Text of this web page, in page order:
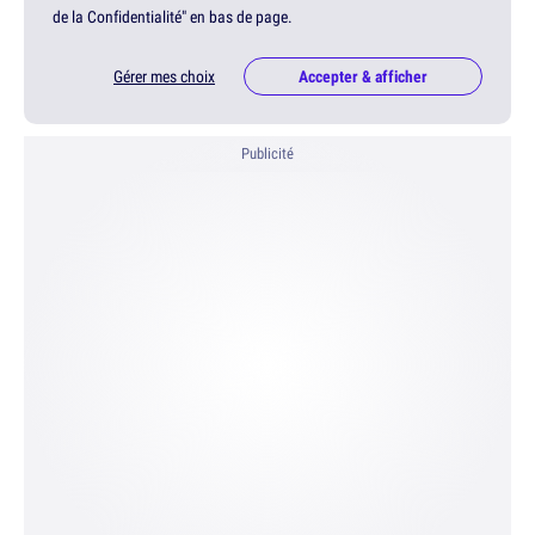
de la Confidentialité" en bas de page.
Gérer mes choix Accepter & afficher
Publicité